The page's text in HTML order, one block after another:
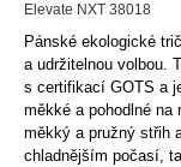
Elevate NXT 38018
Pánské ekologické
a udržitelnou volbou.
s certifikací GOTS a
měkké a pohodlné
měkký a pružný střih
chladnějším počasí,